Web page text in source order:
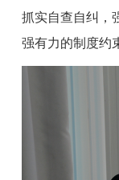
抓实自查自纠，
强有力的制度约